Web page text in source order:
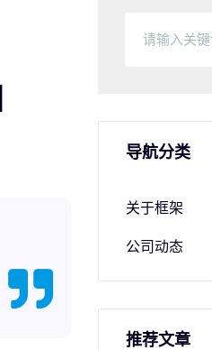
导航分类
关于框架
公司动态
推荐文章